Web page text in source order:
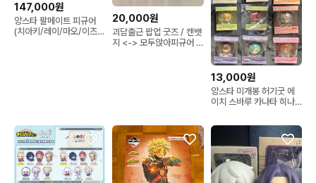
147,000원
앙스타 팔메이트 피규어
(치아키/레이/마오/이즈
20,000원
괴담출근 팝업 굿즈 / 캔뱃
지 <-> 모두앉아피규어 /
13,000원
앙스타 미개봉 허기굿 에
이치 스바루 카나타 히나